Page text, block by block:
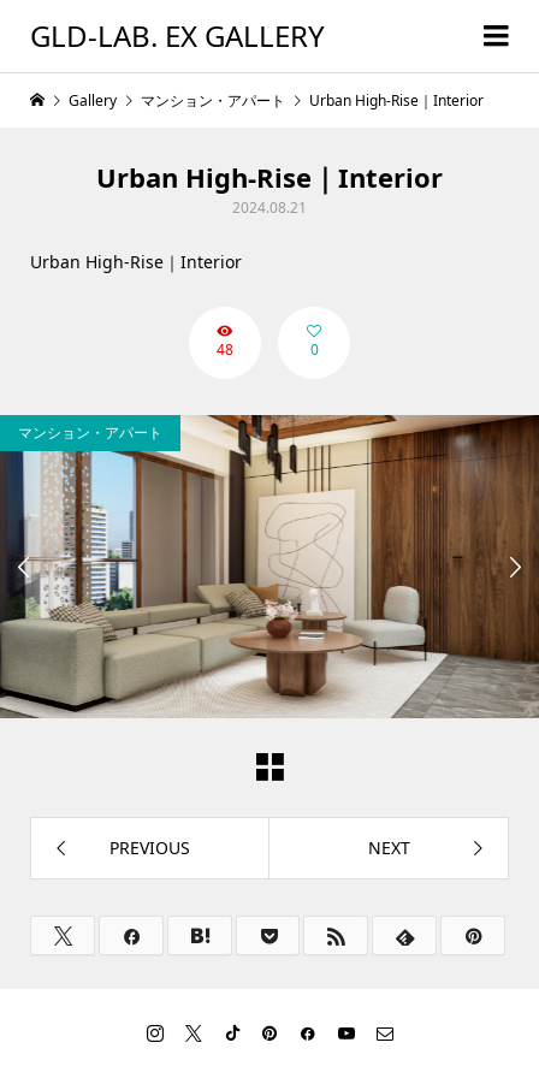
GLD-LAB. EX GALLERY
Gallery マンション・アパート Urban High-Rise｜Interior
Urban High-Rise｜Interior
2024.08.21
Urban High-Rise｜Interior
48 0

マンション・アパート

PREVIOUS NEXT